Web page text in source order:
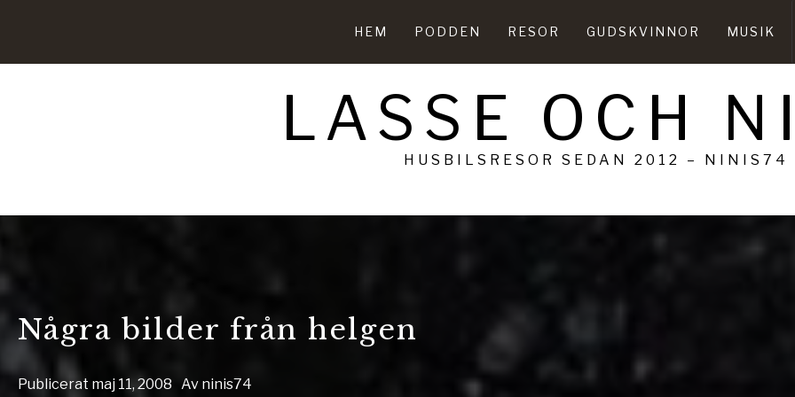
HEM PODDEN RESOR GUDSKVINNOR MUSIK
LASSE OCH
HUSBILSRESOR SEDAN 2012 – NINIS74
Några bilder från helgen
Publicerat maj 11, 2008 Av ninis74